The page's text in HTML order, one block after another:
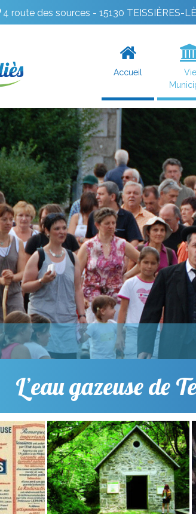
4 route des sources - 15130 TEISSIÈRES-
Accueil
Vie
L’eau gazeuse de